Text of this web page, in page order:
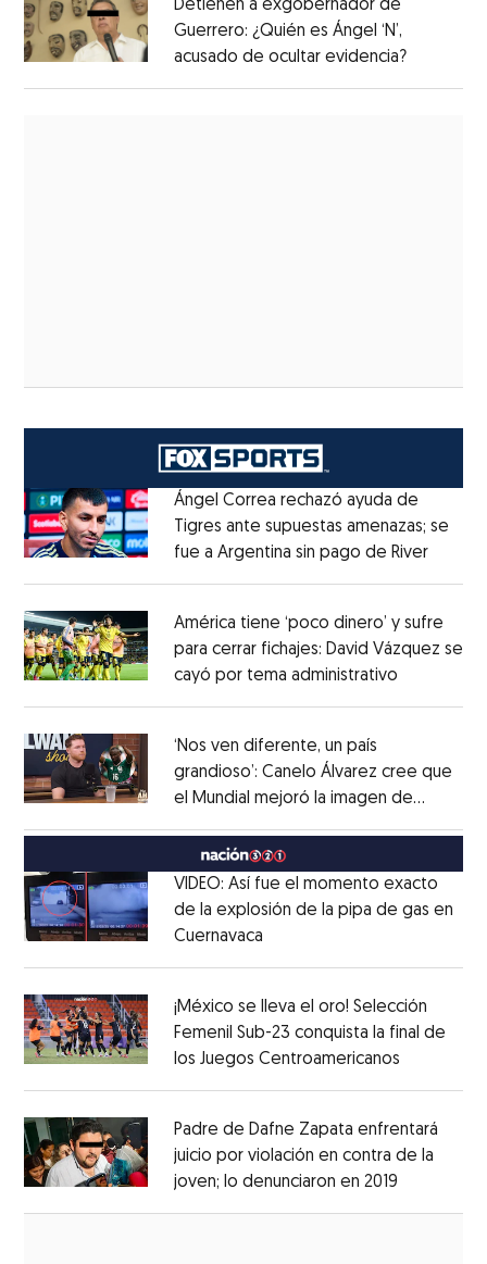
Detienen a exgobernador de
Guerrero: ¿Quién es Ángel ‘N’,
acusado de ocultar evidencia?
Ángel Correa rechazó ayuda de
Tigres ante supuestas amenazas; se
fue a Argentina sin pago de RiverOpens
América tiene ‘poco dinero’ y sufre
para cerrar fichajes: David Vázquez se
cayó por tema administrativo
‘Nos ven diferente, un país
grandioso’: Canelo Álvarez cree que
el Mundial mejoró la imagen de
MéxicoOpens in new window
VIDEO: Así fue el momento exacto
de la explosión de la pipa de gas en
Cuernavaca
¡México se lleva el oro! Selección
Femenil Sub-23 conquista la final de
los Juegos Centroamericanos
Padre de Dafne Zapata enfrentará
juicio por violación en contra de la
joven; lo denunciaron en 2019